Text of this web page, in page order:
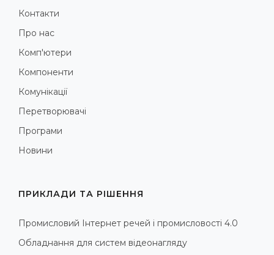
Контакти
Про нас
Комп'ютери
Компоненти
Комунікації
Перетворювачі
Програми
Новини
ПРИКЛАДИ ТА РІШЕННЯ
Промисловий Інтернет речей і промисловості 4.0
Обладнання для систем відеонагляду